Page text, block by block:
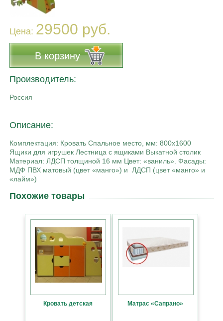
Цена: 29500 руб.
В корзину
Производитель:
Россия
Описание:
Комплектация: Кровать Спальное место, мм: 800х1600
Ящики для игрушек Лестница с ящиками Выкатной столик
Материал: ЛДСП толщиной 16 мм Цвет: «ваниль». Фасады:
МДФ ПВХ матовый (цвет «манго») и ЛДСП (цвет «манго» и
«лайм»)
Похожие товары
Кровать детская Матрас «Сапрано»